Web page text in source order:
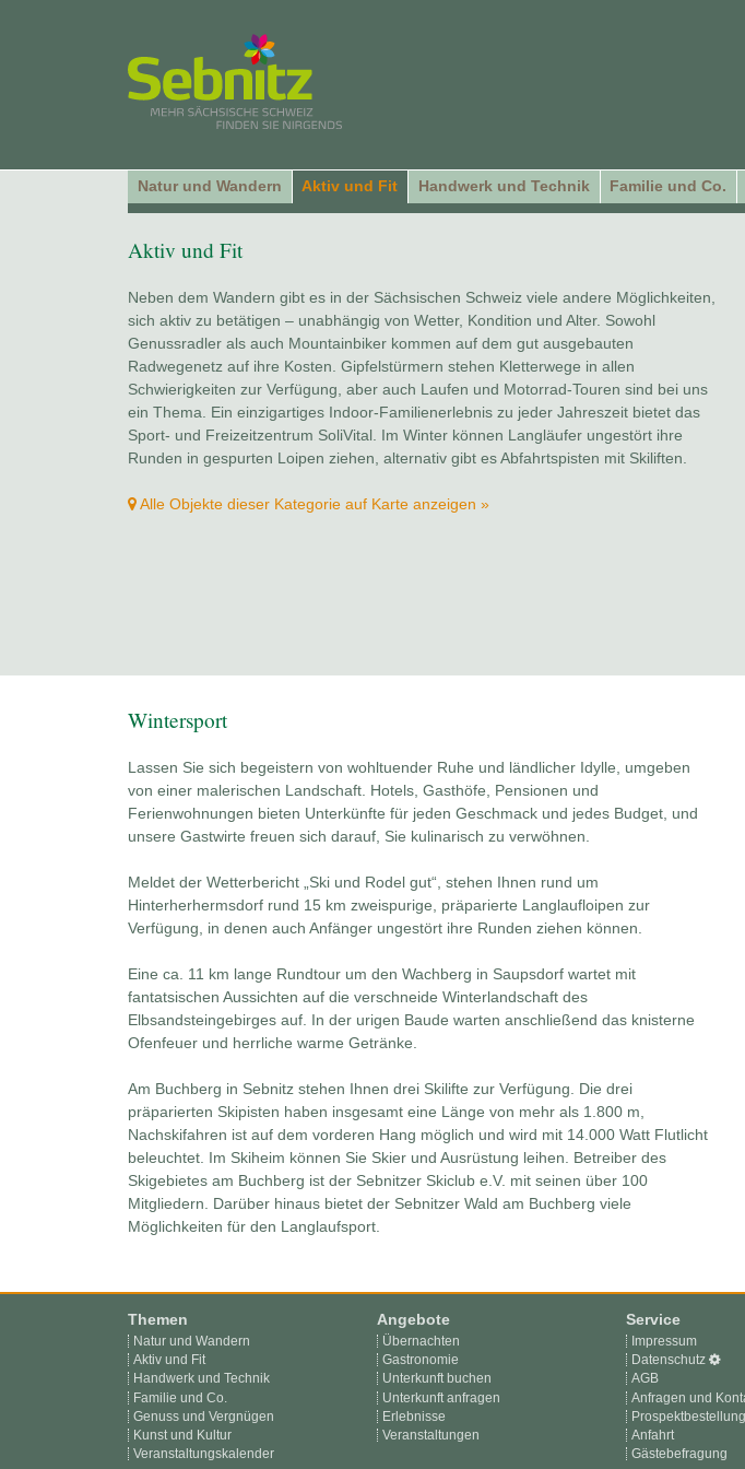
Natur und Wandern Aktiv und Fit Handwerk und Technik Familie und Co.
Aktiv und Fit
Neben dem Wandern gibt es in der Sächsischen Schweiz viele andere Möglichkeiten,
sich aktiv zu betätigen – unabhängig von Wetter, Kondition und Alter. Sowohl
Genussradler als auch Mountainbiker kommen auf dem gut ausgebauten
Radwegenetz auf ihre Kosten. Gipfelstürmern stehen Kletterwege in allen
Schwierigkeiten zur Verfügung, aber auch Laufen und Motorrad-Touren sind bei uns
ein Thema. Ein einzigartiges Indoor-Familienerlebnis zu jeder Jahreszeit bietet das
Sport- und Freizeitzentrum SoliVital. Im Winter können Langläufer ungestört ihre
Runden in gespurten Loipen ziehen, alternativ gibt es Abfahrtspisten mit Skiliften.
Alle Objekte dieser Kategorie auf Karte anzeigen »
Wintersport
Lassen Sie sich begeistern von wohltuender Ruhe und ländlicher Idylle, umgeben
von einer malerischen Landschaft. Hotels, Gasthöfe, Pensionen und
Ferienwohnungen bieten Unterkünfte für jeden Geschmack und jedes Budget, und
unsere Gastwirte freuen sich darauf, Sie kulinarisch zu verwöhnen.
Meldet der Wetterbericht „Ski und Rodel gut“, stehen Ihnen rund um
Hinterherhermsdorf rund 15 km zweispurige, präparierte Langlaufloipen zur
Verfügung, in denen auch Anfänger ungestört ihre Runden ziehen können.
Eine ca. 11 km lange Rundtour um den Wachberg in Saupsdorf wartet mit
fantatsischen Aussichten auf die verschneide Winterlandschaft des
Elbsandsteingebirges auf. In der urigen Baude warten anschließend das knisterne
Ofenfeuer und herrliche warme Getränke.
Am Buchberg in Sebnitz stehen Ihnen drei Skilifte zur Verfügung. Die drei
präparierten Skipisten haben insgesamt eine Länge von mehr als 1.800 m,
Nachskifahren ist auf dem vorderen Hang möglich und wird mit 14.000 Watt Flutlicht
beleuchtet. Im Skiheim können Sie Skier und Ausrüstung leihen. Betreiber des
Skigebietes am Buchberg ist der Sebnitzer Skiclub e.V. mit seinen über 100
Mitgliedern. Darüber hinaus bietet der Sebnitzer Wald am Buchberg viele
Möglichkeiten für den Langlaufsport.
Themen
Natur und Wandern
Aktiv und Fit
Handwerk und Technik
Familie und Co.
Genuss und Vergnügen
Kunst und Kultur
Veranstaltungskalender
Angebote
Übernachten
Gastronomie
Unterkunft buchen
Unterkunft anfragen
Erlebnisse
Veranstaltungen
Service
Impressum
Datenschutz
AGB
Anfragen und
Prospektbestellung
Anfahrt
Gästebefragung